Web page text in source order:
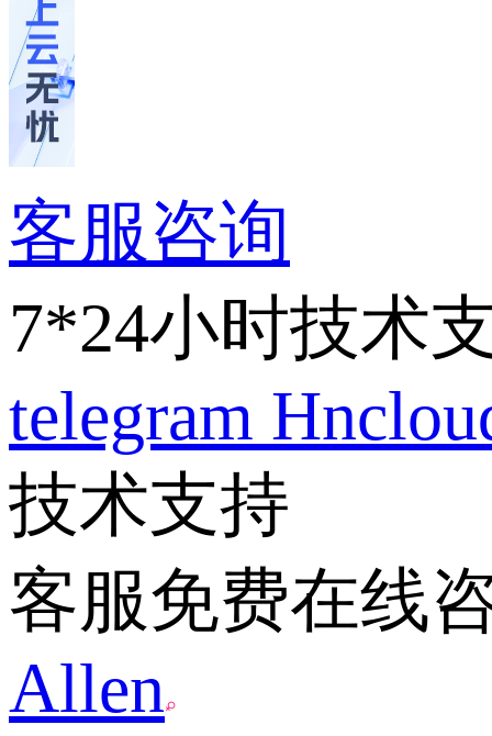
客服咨询
7*24小时技术
telegram
技术支持
客服免费在线
Allen